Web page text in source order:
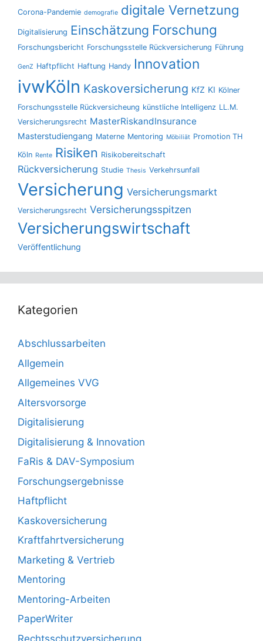
Corona-Pandemie demografie digitale Vernetzung
Digitalisierung Einschätzung Forschung
Forschungsbericht Forschungsstelle Rückversicherung Führung
GenZ Haftpflicht Haftung Handy Innovation
ivwKöln Kaskoversicherung KfZ KI Kölner
Forschungsstelle Rückversicheung künstliche Intelligenz LL.M.
Versicherungsrecht MasterRiskandInsurance
Masterstudiengang Materne Mentoring Möbiliät Promotion TH
Köln Rente Risiken Risikobereitschaft
Rückversicherung Studie Thesis Verkehrsunfall
Versicherung Versicherungsmarkt
Versicherungsrecht Versicherungsspitzen
Versicherungswirtschaft
Veröffentlichung
Kategorien
Abschlussarbeiten
Allgemein
Allgemeines VVG
Altersvorsorge
Digitalisierung
Digitalisierung & Innovation
FaRis & DAV-Symposium
Forschungsergebnisse
Haftpflicht
Kaskoversicherung
Kraftfahrtversicherung
Marketing & Vertrieb
Mentoring
Mentoring-Arbeiten
PaperWriter
Rechtsschutzversicherung